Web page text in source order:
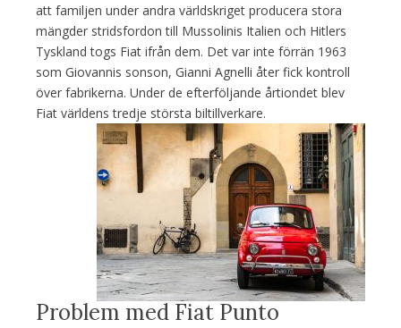
att familjen under andra världskriget producera stora
mängder stridsfordon till Mussolinis Italien och Hitlers
Tyskland togs Fiat ifrån dem. Det var inte förrän 1963
som Giovannis sonson, Gianni Agnelli åter fick kontroll
över fabrikerna. Under de efterföljande årtiondet blev
Fiat världens tredje största biltillverkare.
Problem med Fiat Punto